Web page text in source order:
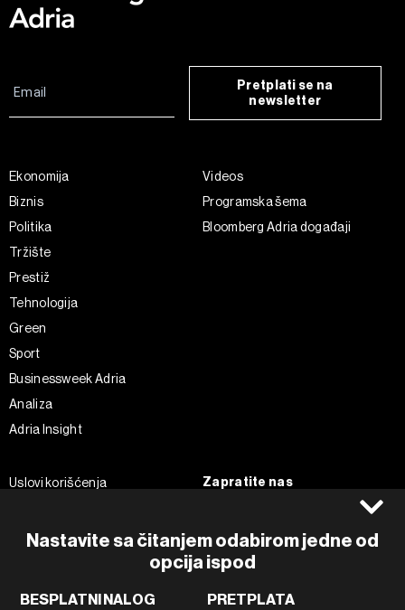
Nastavite sa čitanjem odabirom jedne od
opcija ispod
BESPLATNI NALOG PRETPLATA
Pretplati se na
newsletter
Ekonomija
Biznis
Politika
Tržište
Prestiž
Tehnologija
Green
Sport
Businessweek Adria
Analiza
Adria Insight
Videos
Programska šema
Bloomberg Adria događaji
Uslovi korišćenja
Impressum
Zapratite nas
Instagram
Twitter